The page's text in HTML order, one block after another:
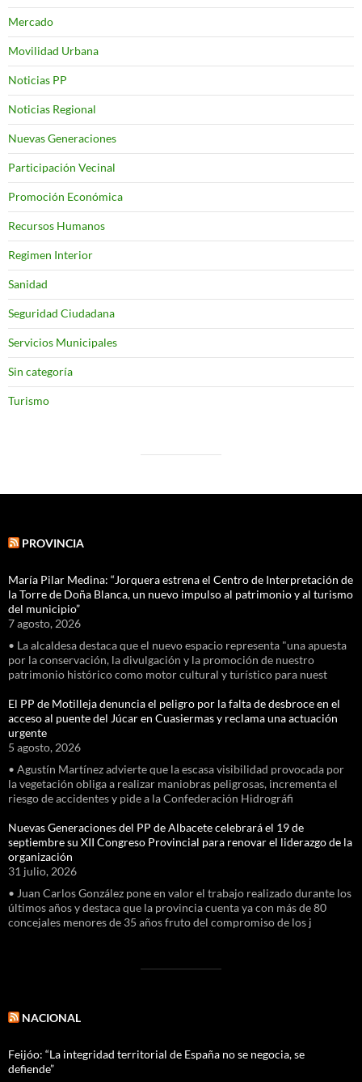
Mercado
Movilidad Urbana
Noticias PP
Noticias Regional
Nuevas Generaciones
Participación Vecinal
Promoción Económica
Recursos Humanos
Regimen Interior
Sanidad
Seguridad Ciudadana
Servicios Municipales
Sin categoría
Turismo
PROVINCIA
María Pilar Medina: “Jorquera estrena el Centro de Interpretación de
la Torre de Doña Blanca, un nuevo impulso al patrimonio y al turismo
del municipio”
7 agosto, 2026
• La alcaldesa destaca que el nuevo espacio representa "una apuesta
por la conservación, la divulgación y la promoción de nuestro
patrimonio histórico como motor cultural y turístico para nuest
El PP de Motilleja denuncia el peligro por la falta de desbroce en el
acceso al puente del Júcar en Cuasiermas y reclama una actuación
urgente
5 agosto, 2026
• Agustín Martínez advierte que la escasa visibilidad provocada por
la vegetación obliga a realizar maniobras peligrosas, incrementa el
riesgo de accidentes y pide a la Confederación Hidrográfi
Nuevas Generaciones del PP de Albacete celebrará el 19 de
septiembre su XII Congreso Provincial para renovar el liderazgo de la
organización
31 julio, 2026
• Juan Carlos González pone en valor el trabajo realizado durante los
últimos años y destaca que la provincia cuenta ya con más de 80
concejales menores de 35 años fruto del compromiso de los j
NACIONAL
Feijóo: “La integridad territorial de España no se negocia, se
defiende”